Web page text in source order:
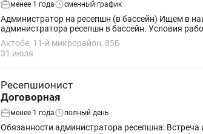
менее 1 года сменный график
Администратор на ресепшн (в бассейн) Ищем в
администратора ресепшн в бассейн. Условия
Актобе, 11-й микрорайон, 85Б
31 июля
Ресепшионист
Договорная
менее 1 года полный день
Обязанности администратора ресепшна: